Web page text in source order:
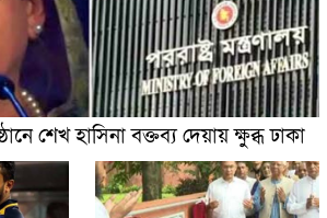
শেখ হাসিনা বক্তব্য দেয়ায় ক্ষুব্ধ ঢাকা